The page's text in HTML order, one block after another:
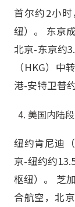
首尔约2小
纽）。 东京
北京-东京约
（HKG）中
港-安特卫普
美国内陆
纽约肯尼迪
京-纽约约
枢纽）。 芝
合航空，北